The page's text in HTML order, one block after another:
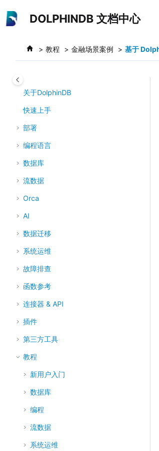
DOLPHINDB 文档中心
教程 金融场景案例 基于
关于DolphinDB
快速上手
部署
编程语言
数据库
流数据
Orca
AI
数据迁移
系统运维
故障排查
函数参考
连接器 & API
插件
第三方工具
教程
新用户入门
数据库
编程
流数据
系统运维